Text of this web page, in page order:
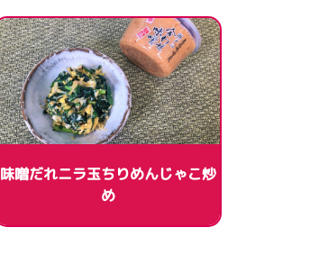
味噌だれニラ玉ちりめんじゃこ炒
め